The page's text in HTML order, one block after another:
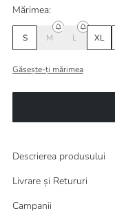
Mărimea:
S M L XL
Găsește-ți mărimea
Descrierea produsului
Livrare și Retururi
Campanii